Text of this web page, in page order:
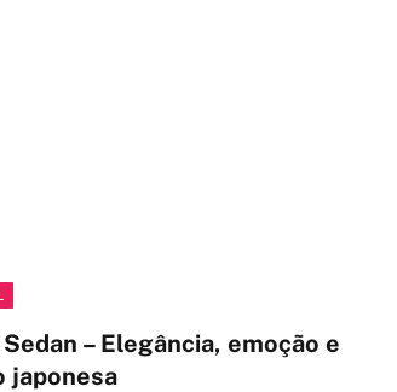
– Elegância, emoção e
japonesa